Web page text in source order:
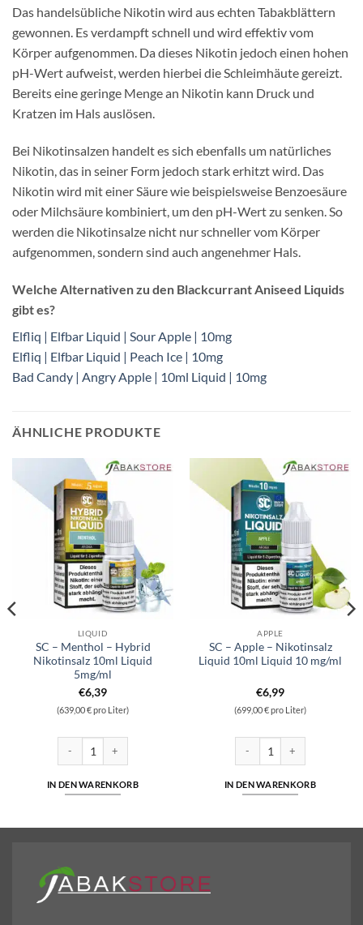
Das handelsübliche Nikotin wird aus echten Tabakblättern
gewonnen. Es verdampft schnell und wird effektiv vom
Körper aufgenommen. Da dieses Nikotin jedoch einen hohen
pH-Wert aufweist, werden hierbei die Schleimhäute gereizt.
Bereits eine geringe Menge an Nikotin kann Druck und
Kratzen im Hals auslösen.
Bei Nikotinsalzen handelt es sich ebenfalls um natürliches
Nikotin, das in seiner Form jedoch stark erhitzt wird. Das
Nikotin wird mit einer Säure wie beispielsweise Benzoesäure
oder Milchsäure kombiniert, um den pH-Wert zu senken. So
werden die Nikotinsalze nicht nur schneller vom Körper
aufgenommen, sondern sind auch angenehmer Hals.
Welche Alternativen zu den Blackcurrant Aniseed Liquids
gibt es?
Elfliq | Elfbar Liquid | Sour Apple | 10mg
Elfliq | Elfbar Liquid | Peach Ice | 10mg
Bad Candy | Angry Apple | 10ml Liquid | 10mg
ÄHNLICHE PRODUKTE
LIQUID
SC – Menthol – Hybrid
Nikotinsalz 10ml Liquid
5mg/ml
€6,39
(639,00 € pro Liter)
IN DEN WARENKORB
APPLE
SC – Apple – Nikotinsalz
Liquid 10ml Liquid 10 mg/ml
€6,99
(699,00 € pro Liter)
IN DEN WARENKORB